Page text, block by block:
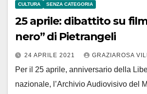
CULTURA SENZA CATEGORIA
25 aprile: dibattito su
nero” di Pietrangeli
24 APRILE 2021 GRAZIAROSA
Per il 25 aprile, anniversario della
nazionale, l’Archivio Audiovisivo del